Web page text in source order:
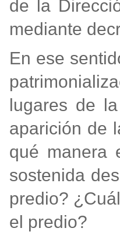
de la
mediante
En ese
lugares de
aparición de
qué
sostenida
predio?
el predio?